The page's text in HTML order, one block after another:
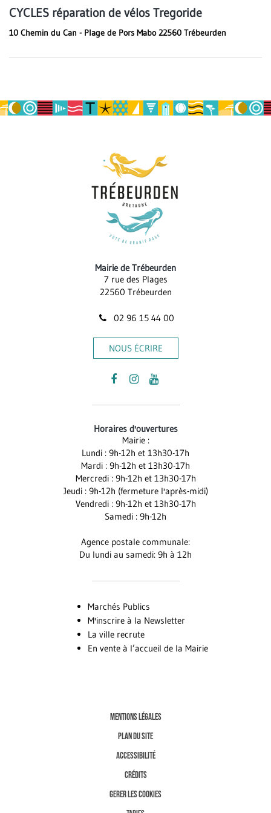
CYCLES réparation de vélos Tregoride
10 Chemin du Can - Plage de Pors Mabo 22560 Trébeurden
Mairie de Trébeurden
7 rue des Plages
22560 Trébeurden
02 96 15 44 00
NOUS ÉCRIRE
Lien
compte
Facebook
Lien
compte
Instagram
Lien
chaîne
Youtube
Horaires d'ouvertures
Mairie :
Lundi : 9h-12h et 13h30-17h
Mardi : 9h-12h et 13h30-17h
Mercredi : 9h-12h et 13h30-17h
Jeudi : 9h-12h (fermeture l'après-midi)
Vendredi : 9h-12h et 13h30-17h
Samedi : 9h-12h
Agence postale communale:
Du lundi au samedi: 9h à 12h
Marchés Publics
M'inscrire à la Newsletter
La ville recrute
En vente à l’accueil de la Mairie
MENTIONS LÉGALES
PLAN DU SITE
ACCESSIBILITÉ
CRÉDITS
GERER LES COOKIES